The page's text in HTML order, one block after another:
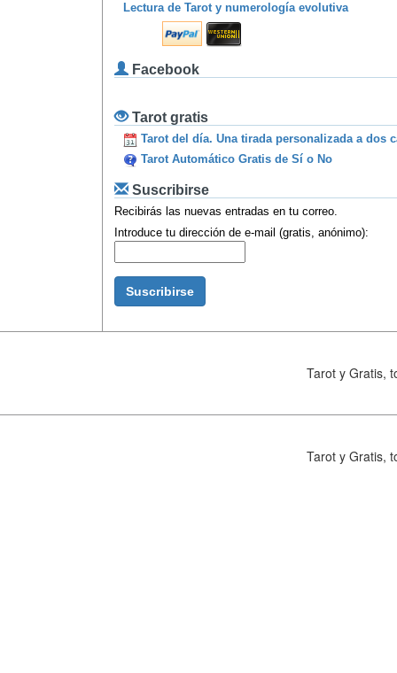
Lectura de Tarot y numerología evolutiva
Facebook
Tarot gratis
Tarot del día. Una tirada personalizada a dos
Tarot Automático Gratis de Sí o No
Suscribirse
Recibirás las nuevas entradas en tu correo.
Introduce tu dirección de e-mail (gratis, anónimo):
Tarot y Gratis,
Tarot y Gratis,